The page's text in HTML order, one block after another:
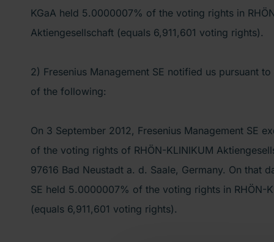
KGaA held 5.0000007% of the voting rights in
Aktiengesellschaft (equals 6,911,601 voting rights).
2) Fresenius Management SE notified us pursuant
of the following:
On 3 September 2012, Fresenius Management SE
of the voting rights of RHÖN-KLINIKUM
97616 Bad Neustadt a. d. Saale, Germany. On that
SE held 5.0000007% of the voting rights in RHÖN-
(equals 6,911,601 voting rights).